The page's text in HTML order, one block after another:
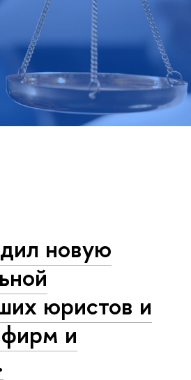
новую
юристов и
и